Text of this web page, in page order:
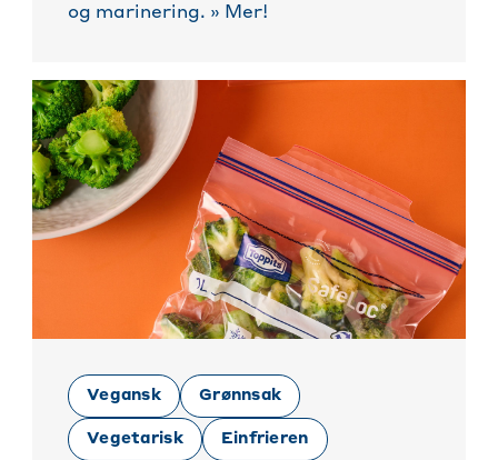
og marinering. » Mer!
Vegansk Grønnsak
Vegetarisk Einfrieren